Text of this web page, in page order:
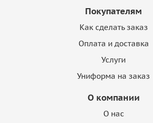
Покупателям
Как сделать заказ
Оплата и доставка
Услуги
Униформа на заказ
О компании
О нас